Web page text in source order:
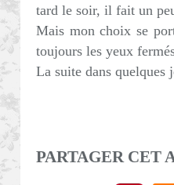
tard le soir, il fait un
Mais mon choix se
toujours les yeux
La suite dans quelques
PARTAGER CET